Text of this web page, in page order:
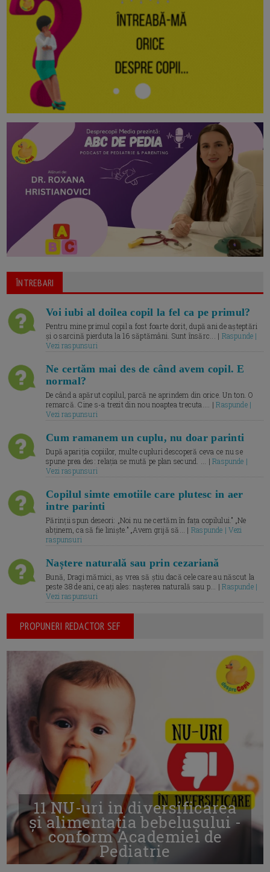
ÎNTREBARI
Voi iubi al doilea copil la fel ca pe primul?
Pentru mine primul copil a fost foarte dorit, după ani de așteptări
și o sarcină pierduta la 16 săptămâni. Sunt însărc... | Raspunde |
Vezi raspunsuri
Ne certăm mai des de când avem copil. E
normal?
De când a apărut copilul, parcă ne aprindem din orice. Un ton. O
remarcă. Cine s-a trezit din nou noaptea trecuta.... |Raspunde |
Vezi raspunsuri
Cum ramanem un cuplu, nu doar parinti
După apariția copiilor, multe cupluri descoperă ceva ce nu se
spune prea des: relația se mută pe plan secund. ... |Raspunde |
Vezi raspunsuri
Copilul simte emotiile care plutesc in aer
intre parinti
Părinții spun deseori: „Noi nu ne certăm în fața copilului.” „Ne
abținem, ca să fie liniște.” „Avem grijă să... | Raspunde | Vezi
raspunsuri
Naștere naturală sau prin cezariană
Bună, Dragi mămici, aș vrea să știu dacă cele care au născut la
peste 38 de ani, ce ați ales: nașterea naturală sau p... |Raspunde |
Vezi raspunsuri
PROPUNERI REDACTOR SEF
11 NU-uri in diversificarea
și alimentația bebelușului -
conform Academiei de
Pediatrie